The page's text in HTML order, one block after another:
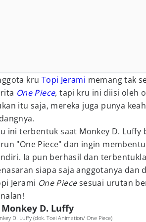
kru Topi Jerami memang tak
One Piece, tapi kru ini diisi oleh
itu saja, mereka juga punya
ini terbentuk saat Monkey D.
"One Piece" dan ingin
Ia pun berhasil dan
siapa saja anggotanya dan
Jerami One Piecesesuai urutan
Monkey D. Luffy
D. Luffy (dok. Toei Animation/ One Piece)